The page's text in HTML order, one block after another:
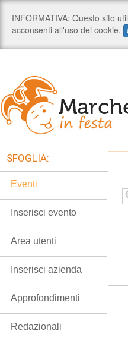
SFOGLIA:
Eventi
Inserisci evento
Area utenti
Inserisci azienda
Approfondimenti
Redazionali